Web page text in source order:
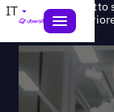
IT Reports>Impatto